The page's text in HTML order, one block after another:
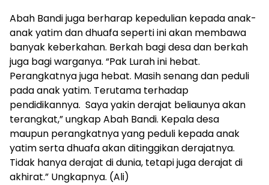
Abah Bandi juga berharap kepedulian kepada anak-
anak yatim dan dhuafa seperti ini akan membawa
banyak keberkahan. Berkah bagi desa dan berkah
juga bagi warganya. “Pak Lurah ini hebat.
Perangkatnya juga hebat. Masih senang dan peduli
pada anak yatim. Terutama terhadap
pendidikannya. Saya yakin derajat beliaunya akan
terangkat,” ungkap Abah Bandi. Kepala desa
maupun perangkatnya yang peduli kepada anak
yatim serta dhuafa akan ditinggikan derajatnya.
Tidak hanya derajat di dunia, tetapi juga derajat di
akhirat.” Ungkapnya. (Ali)